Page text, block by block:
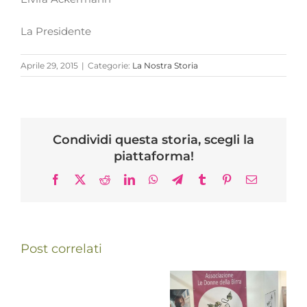
La Presidente
Aprile 29, 2015 | Categorie: La Nostra Storia
Condividi questa storia, scegli la
piattaforma!
Facebook RedditLinkedInWhatsApp
TelegramTumblr PinterestEmail
Post correlati